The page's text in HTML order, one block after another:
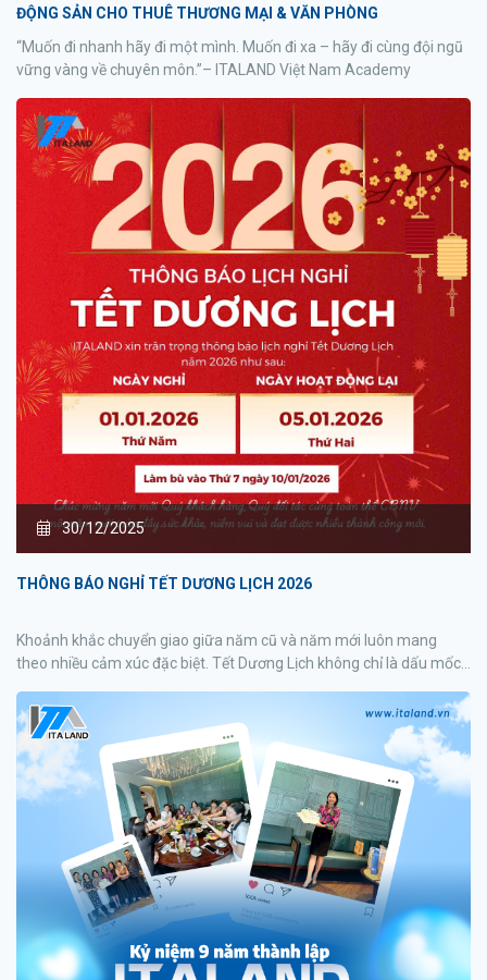
ĐỘNG SẢN CHO THUÊ THƯƠNG MẠI & VĂN PHÒNG
“Muốn đi nhanh hãy đi một mình. Muốn đi xa – hãy đi cùng đội ngũ
vững vàng về chuyên môn.”– ITALAND Việt Nam Academy
30/12/2025
THÔNG BÁO NGHỈ TẾT DƯƠNG LỊCH 2026
Khoảnh khắc chuyển giao giữa năm cũ và năm mới luôn mang
theo nhiều cảm xúc đặc biệt. Tết Dương Lịch không chỉ là dấu mốc
với nhiều kỳ vọng, niềm tin và động lực để tiếp tục chinh phục
những mục tiêu phía trước, bứt phá trong năm 2026.